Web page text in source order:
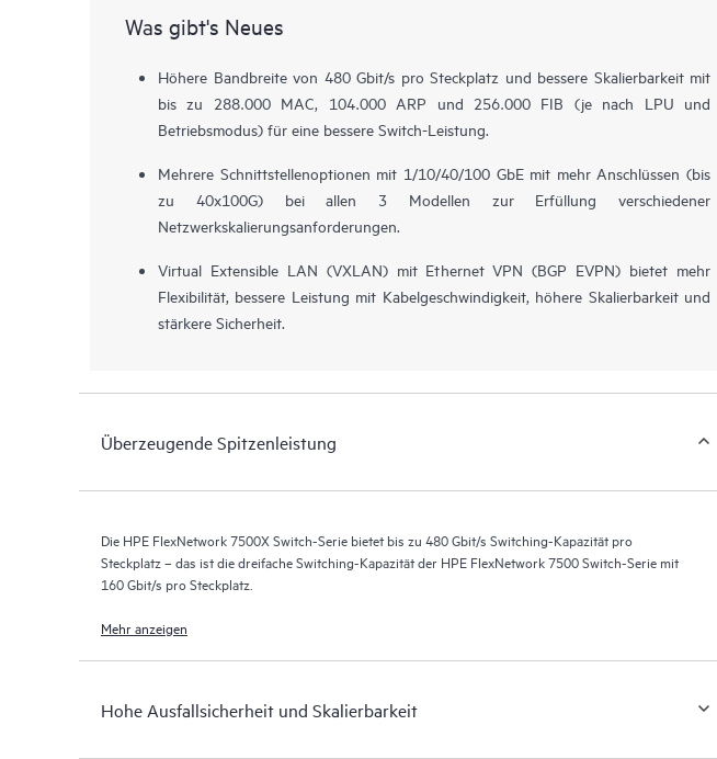
Was gibt's Neues
Höhere Bandbreite von 480 Gbit/s pro Steckplatz und bessere Skalierbarkeit mit
bis zu 288.000 MAC, 104.000 ARP und 256.000 FIB (je nach LPU und
Betriebsmodus) für eine bessere Switch-Leistung.
Mehrere Schnittstellenoptionen mit 1/10/40/100 GbE mit mehr Anschlüssen (bis
zu 40x100G) bei allen 3 Modellen zur Erfüllung verschiedener
Netzwerkskalierungsanforderungen.
Virtual Extensible LAN (VXLAN) mit Ethernet VPN (BGP EVPN) bietet mehr
Flexibilität, bessere Leistung mit Kabelgeschwindigkeit, höhere Skalierbarkeit und
stärkere Sicherheit.
Überzeugende Spitzenleistung
Die HPE FlexNetwork 7500X Switch-Serie bietet bis zu 480 Gbit/s Switching-Kapazität pro
Steckplatz – das ist die dreifache Switching-Kapazität der HPE FlexNetwork 7500 Switch-Serie mit
160 Gbit/s pro Steckplatz.
Mehr anzeigen
Hohe Ausfallsicherheit und Skalierbarkeit